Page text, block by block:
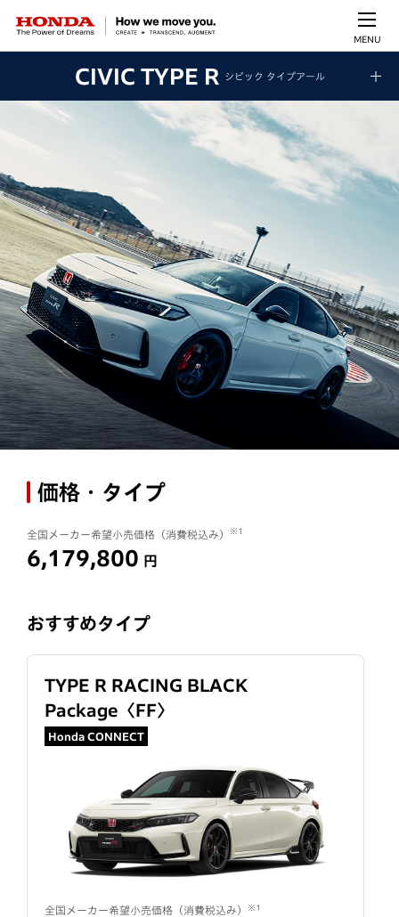
MENU
CIVIC TYPE R シビック タイプアール
価格・タイプ
全国メーカー希望小売価格（消費税込み） ※1
6,179,800 円
おすすめタイプ
TYPE R RACING BLACK
Package 〈FF〉
Honda CONNECT
全国メーカー希望小売価格（消費税込み） ※1